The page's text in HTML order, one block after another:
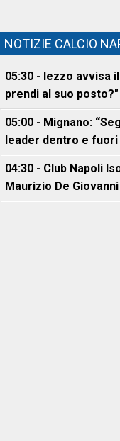
NOTIZIE CALCIO
05:30 - Iezzo avvisa
prendi al suo posto?"
05:00 - Mignano:
leader dentro e fuori
04:30 - Club Napoli
Maurizio De